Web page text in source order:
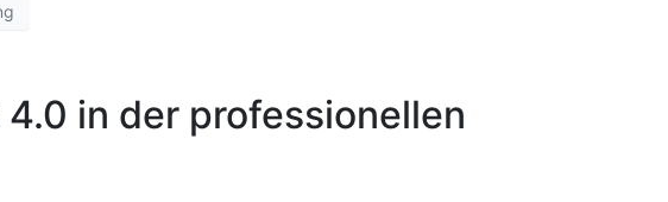
in der professionellen